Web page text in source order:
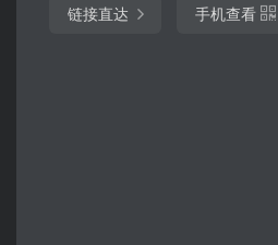
链接直达 手机查看